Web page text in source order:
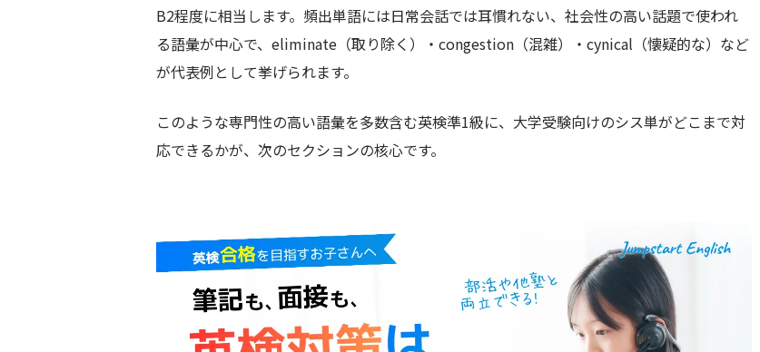
B2程度に相当します。頻出単語には日常会話では耳慣れない、社会性の高い話題で使われ
る語彙が中心で、eliminate（取り除く）・congestion（混雑）・cynical（懐疑的な）など
が代表例として挙げられます。
このような専門性の高い語彙を多数含む英検準1級に、大学受験向けのシス単がどこまで対
応できるかが、次のセクションの核心です。